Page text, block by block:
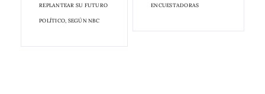
REPLANTEAR SU FUTURO
POLÍTICO, SEGÚN NBC
ENCUESTADORAS